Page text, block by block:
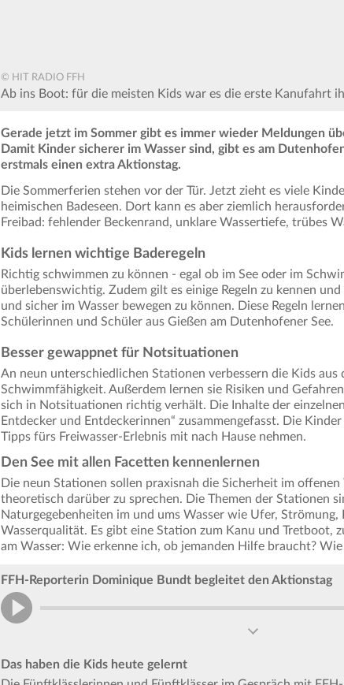
© HIT RADIO FFH
Ab ins Boot: für die meisten Kids war es die erste Kanufahrt
Gerade jetzt im Sommer gibt es immer wieder Meldungen
Damit Kinder sicherer im Wasser sind, gibt es am
erstmals einen extra Aktionstag.
Die Sommerferien stehen vor der Tür. Jetzt zieht es viele
heimischen Badeseen. Dort kann es aber ziemlich
Freibad: fehlender Beckenrand, unklare Wassertiefe, trübes
Kids lernen wichtige Baderegeln
Richtig schwimmen zu können - egal ob im See oder im
überlebenswichtig. Zudem gilt es einige Regeln zu kennen
und sicher im Wasser bewegen zu können. Diese Regeln
Schülerinnen und Schüler aus Gießen am Dutenhofener See.
Besser gewappnet für Notsituationen
An neun unterschiedlichen Stationen verbessern die Kids aus
Schwimmfähigkeit. Außerdem lernen sie Risiken und
sich in Notsituationen richtig verhält. Die Inhalte der
Entdecker und Entdeckerinnen“ zusammengefasst. Die
Tipps fürs Freiwasser-Erlebnis mit nach Hause nehmen.
Den See mit allen Facetten kennenlernen
Die neun Stationen sollen praxisnah die Sicherheit im
theoretisch darüber zu sprechen. Die Themen der Stationen
Naturgegebenheiten im und ums Wasser wie Ufer, Strömung,
Wasserqualität. Es gibt eine Station zum Kanu und Tretboot,
am Wasser: Wie erkenne ich, ob jemanden Hilfe braucht?
FFH-Reporterin Dominique Bundt begleitet den Aktionstag
Das haben die Kids heute gelernt